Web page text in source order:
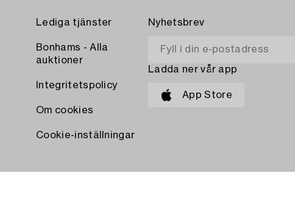
Lediga tjänster
Bonhams - Alla
auktioner
Integritetspolicy
Om cookies
Cookie-inställningar
Nyhetsbrev
Ladda ner vår app
App Store